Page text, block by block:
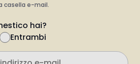
Iscriviti
accetti i nostritermini e condizioni